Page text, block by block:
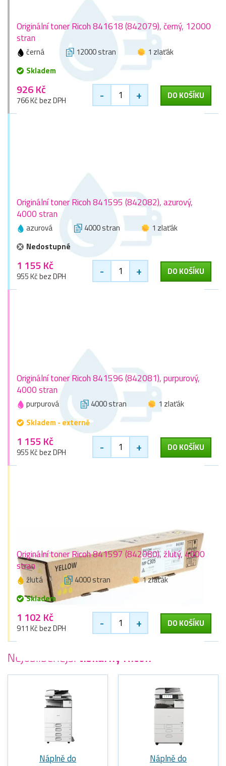
Originální toner Ricoh 841618 (842079), černý, 12000
stran
černá 12000 stran
1 zlaťák
Skladem
926 Kč
766 Kč bez DPH - + DO KOŠÍKU
Originální toner Ricoh 841595 (842082), azurový,
4000 stran
azurová 4000 stran
1 zlaťák
Nedostupné
1 155 Kč
955 Kč bez DPH - + DO KOŠÍKU
Originální toner Ricoh 841596 (842081), purpurový,
4000 stran
purpurová 4000 stran
1 zlaťák
Skladem - externě
1 155 Kč
955 Kč bez DPH - + DO KOŠÍKU
Originální toner Ricoh 841597 (842080), žlutý, 4000
stran
žlutá 4000 stran
1 zlaťák
Skladem
1 102 Kč
911 Kč bez DPH - + DO KOŠÍKU
Nejoblíbenější tiskárny Ricoh
Náplně do
Náplně do